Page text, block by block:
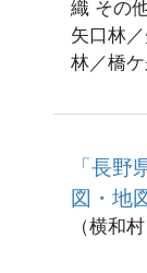
織 その
矢口林
林／橋
「長
図・地
（横和村